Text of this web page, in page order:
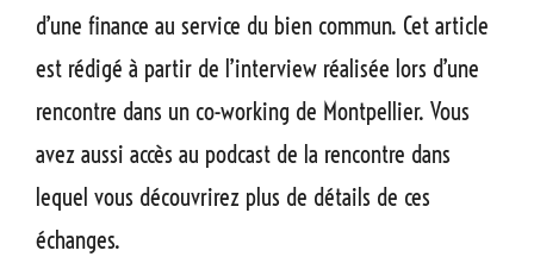
d’une finance au service du bien commun. Cet article
est rédigé à partir de l’interview réalisée lors d’une
rencontre dans un co-working de Montpellier. Vous
avez aussi accès au podcast de la rencontre dans
lequel vous découvrirez plus de détails de ces
échanges.